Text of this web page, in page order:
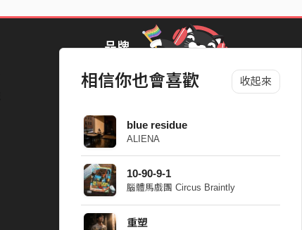
相信你也會喜歡 收起來
blue residue
ALIENA
10-90-9-1
腦體馬戲團 Circus Braintly
重塑
品牌
StreetVoice Awards 街聲音樂獎
Blow 吹音樂
Packer 派歌
SimpleLife 簡單生活節
ParkPark Carnival
一起比 YEAH 吧